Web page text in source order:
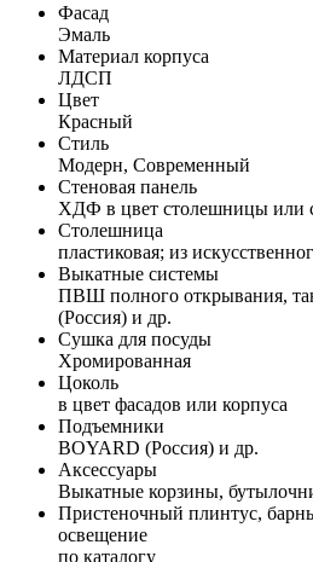
Фасад
Эмаль
Материал корпуса
ЛДСП
Цвет
Красный
Стиль
Модерн, Современный
Стеновая панель
ХДФ в цвет столешницы или
Столешница
пластиковая; из
Выкатные системы
ПВШ полного открывания,
(Россия) и др.
Сушка для посуды
Хромированная
Цоколь
в цвет фасадов или корпуса
Подъемники
BOYARD (Россия) и др.
Аксессуары
Выкатные корзины,
Пристеночный плинтус,
освещение
по каталогу